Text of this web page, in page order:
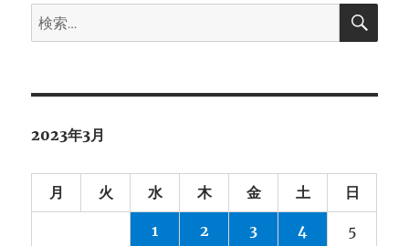
ブ
検
索:
検
2023年3月
月 火 水 木 金 土 日
1 2 3 4 5